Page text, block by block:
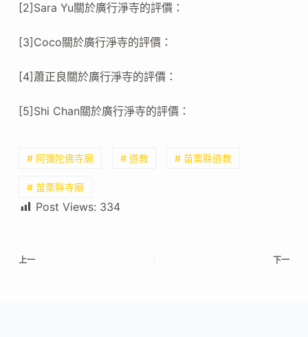
[2]Sara Yu關於廣行淨寺的評價：
[3]Coco關於廣行淨寺的評價：
[4]蕭正良關於廣行淨寺的評價：
[5]Shi Chan關於廣行淨寺的評價：
# 阿彌陀佛寺廟 # 道教 # 苗栗縣道教
# 苗栗縣寺廟
Post Views: 334
上一 下一